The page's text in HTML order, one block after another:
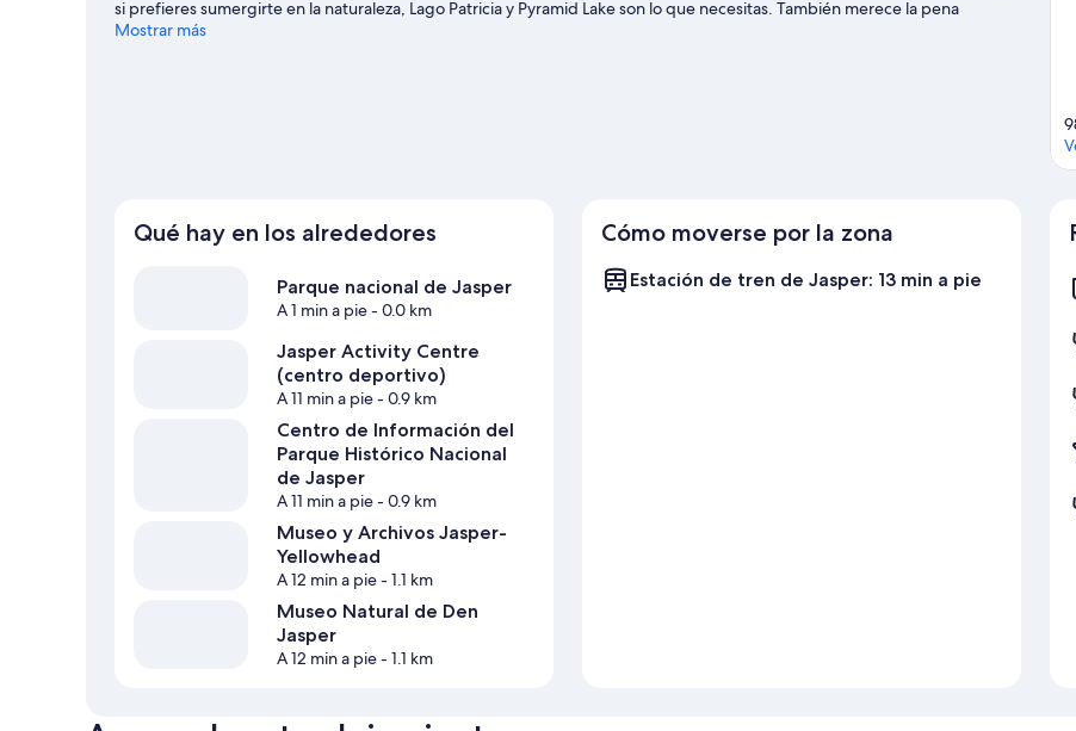
si prefieres sumergirte en la naturaleza, Lago Patricia y Pyramid Lake son lo que necesitas. También merece la pena
acercarse a Cañon del Maligne y Sunwapta Falls. Descubre todas las actividades acuáticas que podrás hacer en la zona (por
Mostrar más
Qué hay en los alrededores
Parque nacional de Jasper
A 1 min a pie- 0.0 km
Jasper Activity Centre
(centro deportivo)
A 11 min a pie- 0.9 km
Centro de Información del
Parque Histórico Nacional
de Jasper
A 11 min a pie- 0.9 km
Museo y Archivos Jasper-
Yellowhead
A 12 min a pie- 1.1 km
Museo Natural de Den
Jasper
A 12 min a pie- 1.1 km
Cómo moverse por la zona
Estación de tren de Jasper: 13 min a pie